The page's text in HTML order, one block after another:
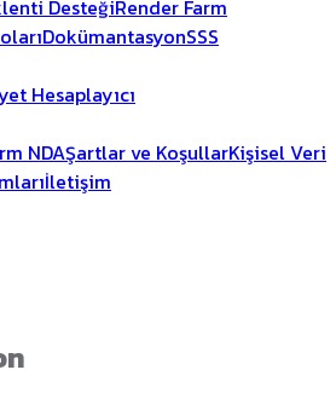
DesteğiRender Farm
DokümantasyonSSS
Hesaplayıcı
NDAŞartlar ve KoşullarKişisel Veri
İletişim